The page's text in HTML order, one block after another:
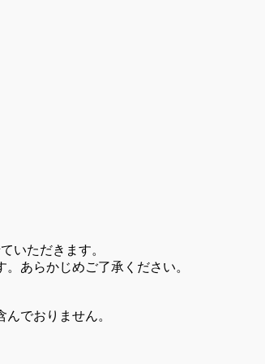
いただきます。
あらかじめご了承ください。
でおりません。